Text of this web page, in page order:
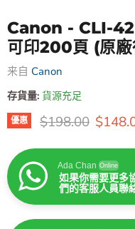
Canon - CLI-42
可印200頁 (原
来自 Canon
存貨量: 貨源充足
優惠 原價
$198.00 售價
Ada Chan Online
如果你需要更多
們的客服人員聯